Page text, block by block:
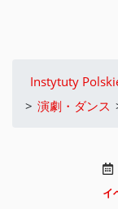
Instytuty
> 演劇・ダンス
イ